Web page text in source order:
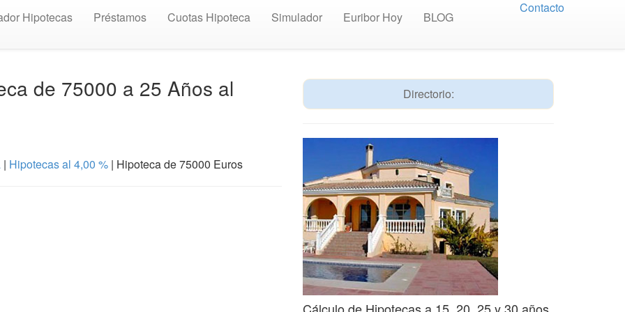
Hipotecas Préstamos Cuotas Hipoteca Simulador Euribor Hoy BLOG
Contacto
de 75000 a 25 Años al
| Hipotecas al 4,00 % | Hipoteca de 75000 Euros
Directorio: